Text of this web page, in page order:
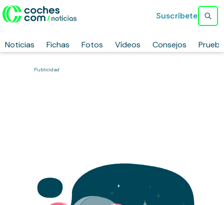
Noticias Fichas Fotos Vídeos Consejos
Suscríbete
Publicidad